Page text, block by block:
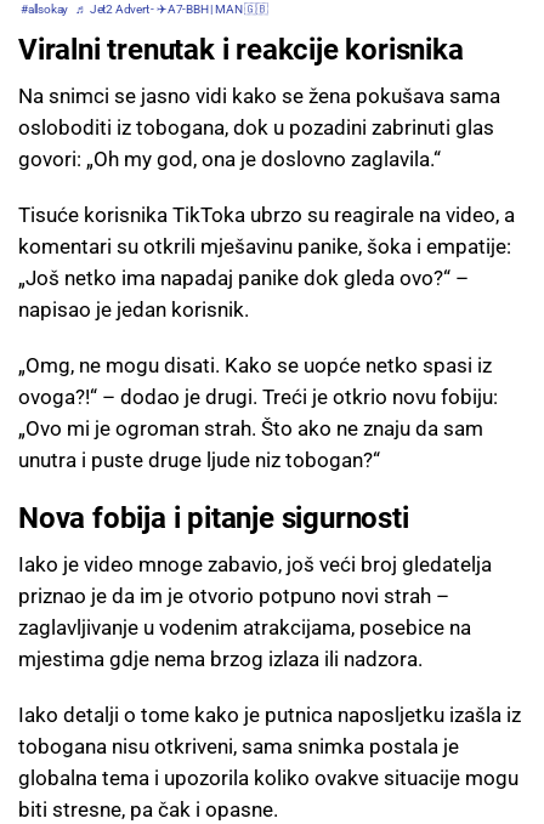
#allsokay
♬ Jet2 Advert - ✈️A7-BBH | MAN 🇬🇧
Viralni trenutak i reakcije korisnika
Na snimci se jasno vidi kako se žena pokušava sama
osloboditi iz tobogana, dok u pozadini zabrinuti glas
govori: „Oh my god, ona je doslovno zaglavila.“
Tisuće korisnika TikToka ubrzo su reagirale na video, a
komentari su otkrili mješavinu panike, šoka i empatije:
„Još netko ima napadaj panike dok gleda ovo?“ –
napisao je jedan korisnik.
„Omg, ne mogu disati. Kako se uopće netko spasi iz
ovoga?!“ – dodao je drugi. Treći je otkrio novu fobiju:
„Ovo mi je ogroman strah. Što ako ne znaju da sam
unutra i puste druge ljude niz tobogan?“
Nova fobija i pitanje sigurnosti
Iako je video mnoge zabavio, još veći broj gledatelja
priznao je da im je otvorio potpuno novi strah –
zaglavljivanje u vodenim atrakcijama, posebice na
mjestima gdje nema brzog izlaza ili nadzora.
Iako detalji o tome kako je putnica naposljetku izašla iz
tobogana nisu otkriveni, sama snimka postala je
globalna tema i upozorila koliko ovakve situacije mogu
biti stresne, pa čak i opasne.